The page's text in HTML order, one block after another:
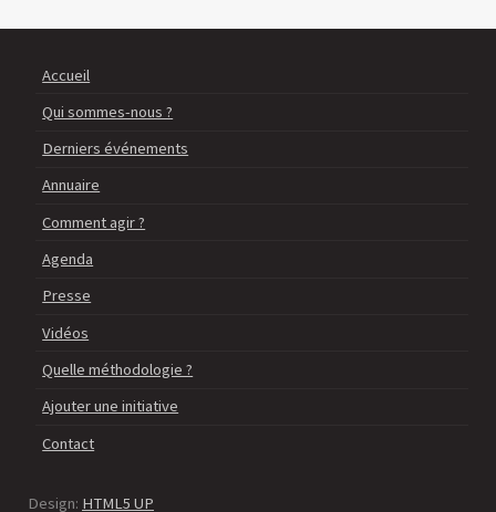
Accueil
Qui sommes-nous ?
Derniers événements
Annuaire
Comment agir ?
Agenda
Presse
Vidéos
Quelle méthodologie ?
Ajouter une initiative
Contact
Design: HTML5 UP